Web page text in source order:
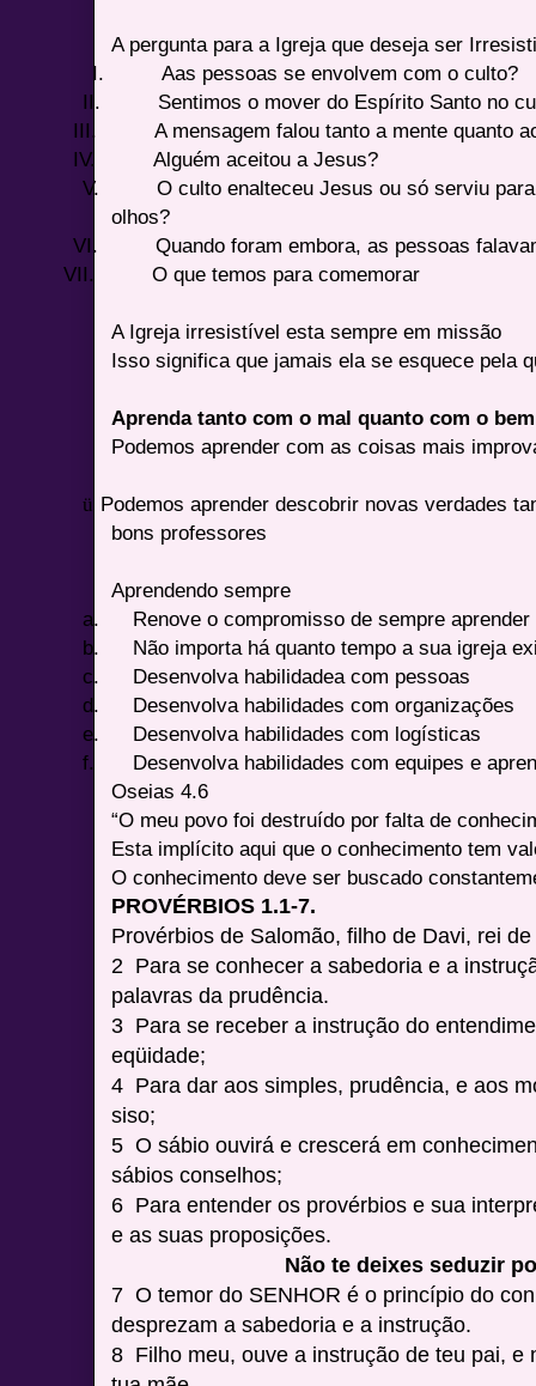
A pergunta para a Igreja que deseja ser
I.
Aas pessoas se envolvem com o culto?
II.
Sentimos o mover do Espírito Santo no
III.
A mensagem falou tanto a mente quanto
IV.
Alguém aceitou a Jesus?
V.
O culto enalteceu Jesus ou só serviu
olhos?
VI.
Quando foram embora, as pessoas
VII.
O que temos para comemorar
A Igreja irresistível esta sempre em missão
Isso significa que jamais ela se esquece pela
Aprenda tanto com o mal quanto com o bem
Podemos aprender com as coisas mais
ü Podemos aprender descobrir novas verdades
bons professores
Aprendendo sempre
a.
Renove o compromisso de sempre
b.
Não importa há quanto tempo a sua igreja
c.
Desenvolva habilidadea com pessoas
d.
Desenvolva habilidades com organizações
e.
Desenvolva habilidades com logísticas
f.
Desenvolva habilidades com equipes e
Oseias 4.6
“O meu povo foi destruído por falta de
Esta implícito aqui que o conhecimento tem
O conhecimento deve ser buscado
PROVÉRBIOS 1.1-7.
Provérbios de Salomão, filho de Davi, rei
2 Para se conhecer a sabedoria e a
palavras da prudência.
3 Para se receber a instrução do
eqüidade;
4 Para dar aos simples, prudência, e aos
siso;
5 O sábio ouvirá e crescerá em
sábios conselhos;
6 Para entender os provérbios e sua
e as suas proposições.
Não te deixes seduzir
7 O temor do SENHOR é o princípio do
desprezam a sabedoria e a instrução.
8 Filho meu, ouve a instrução de teu pai, e